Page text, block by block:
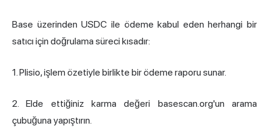
Base üzerinden USDC ile ödeme kabul eden herhangi bir
satıcı için doğrulama süreci kısadır:
1. Plisio, işlem özetiyle birlikte bir ödeme raporu sunar.
2. Elde ettiğiniz karma değeri basescan.org'un arama
çubuğuna yapıştırın.